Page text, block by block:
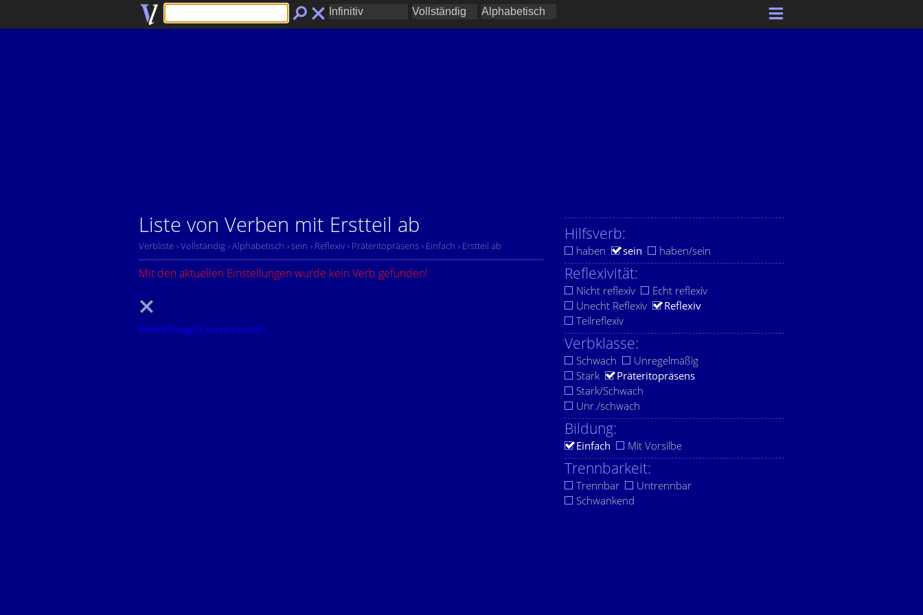
Liste von Verben mit Erstteil ab
Verbliste › Vollständig › Alphabetisch › sein › Reflexiv › Präteritopräsens › Einfach › Erstteil ab
Mit den aktuellen Einstellungen wurde kein Verb gefunden!
Einstellungen zurücksetzen.
Hilfsverb:
haben sein haben/sein
Reflexivität:
Nicht reflexiv
Echt reflexiv
Unecht Reflexiv
Reflexiv
Teilreflexiv
Verbklasse:
Schwach
Unregelmäßig
Stark
Präteritopräsens
Stark/Schwach
Unr./schwach
Bildung:
Einfach Mit Vorsilbe
Trennbarkeit:
Trennbar
Untrennbar
Schwankend